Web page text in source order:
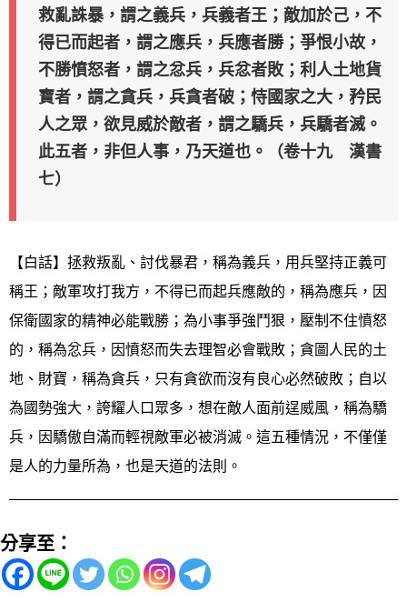
救亂誅暴，謂之義兵，兵義者王；敵加於己，不
得已而起者，謂之應兵，兵應者勝；爭恨小故，
不勝憤怒者，謂之忿兵，兵忿者敗；利人土地貨
寶者，謂之貪兵，兵貪者破；恃國家之大，矜民
人之眾，欲見威於敵者，謂之驕兵，兵驕者滅。
此五者，非但人事，乃天道也。（卷十九 漢書
七）
【白話】拯救叛亂、討伐暴君，稱為義兵，用兵堅持正義可
稱王；敵軍攻打我方，不得已而起兵應敵的，稱為應兵，因
保衛國家的精神必能戰勝；為小事爭強鬥狠，壓制不住憤怒
的，稱為忿兵，因憤怒而失去理智必會戰敗；貪圖人民的土
地、財寶，稱為貪兵，只有貪欲而沒有良心必然破敗；自以
為國勢強大，誇耀人口眾多，想在敵人面前逞威風，稱為驕
兵，因驕傲自滿而輕視敵軍必被消滅。這五種情況，不僅僅
是人的力量所為，也是天道的法則。
分享至：